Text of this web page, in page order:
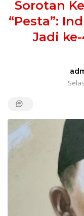
Sorotan
“Pesta”:
Jadi